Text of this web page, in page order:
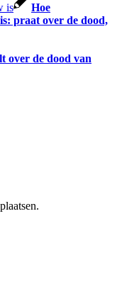
Hoe
praat over de dood,
over de dood van